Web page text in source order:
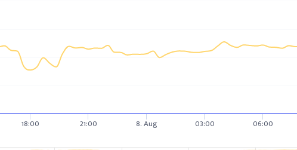
18:00 21:00 8. Aug 03:00 06:00